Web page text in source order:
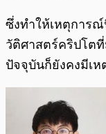
ซึ่งทำให้เหตุการ
วัติศาสตร์คริปโต
ปัจจุบันก็ยังคงมีเ